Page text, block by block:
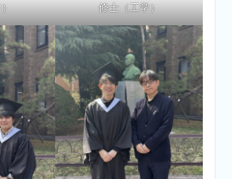
修士（工学）